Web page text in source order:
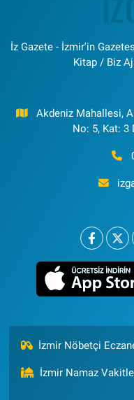
İz Gazete - İzmir'in
Kitap / Biz
Akdeniz Mahallesi,
No: 5, Kat: 3
İzmir Nöbetçi
İzmir Namaz